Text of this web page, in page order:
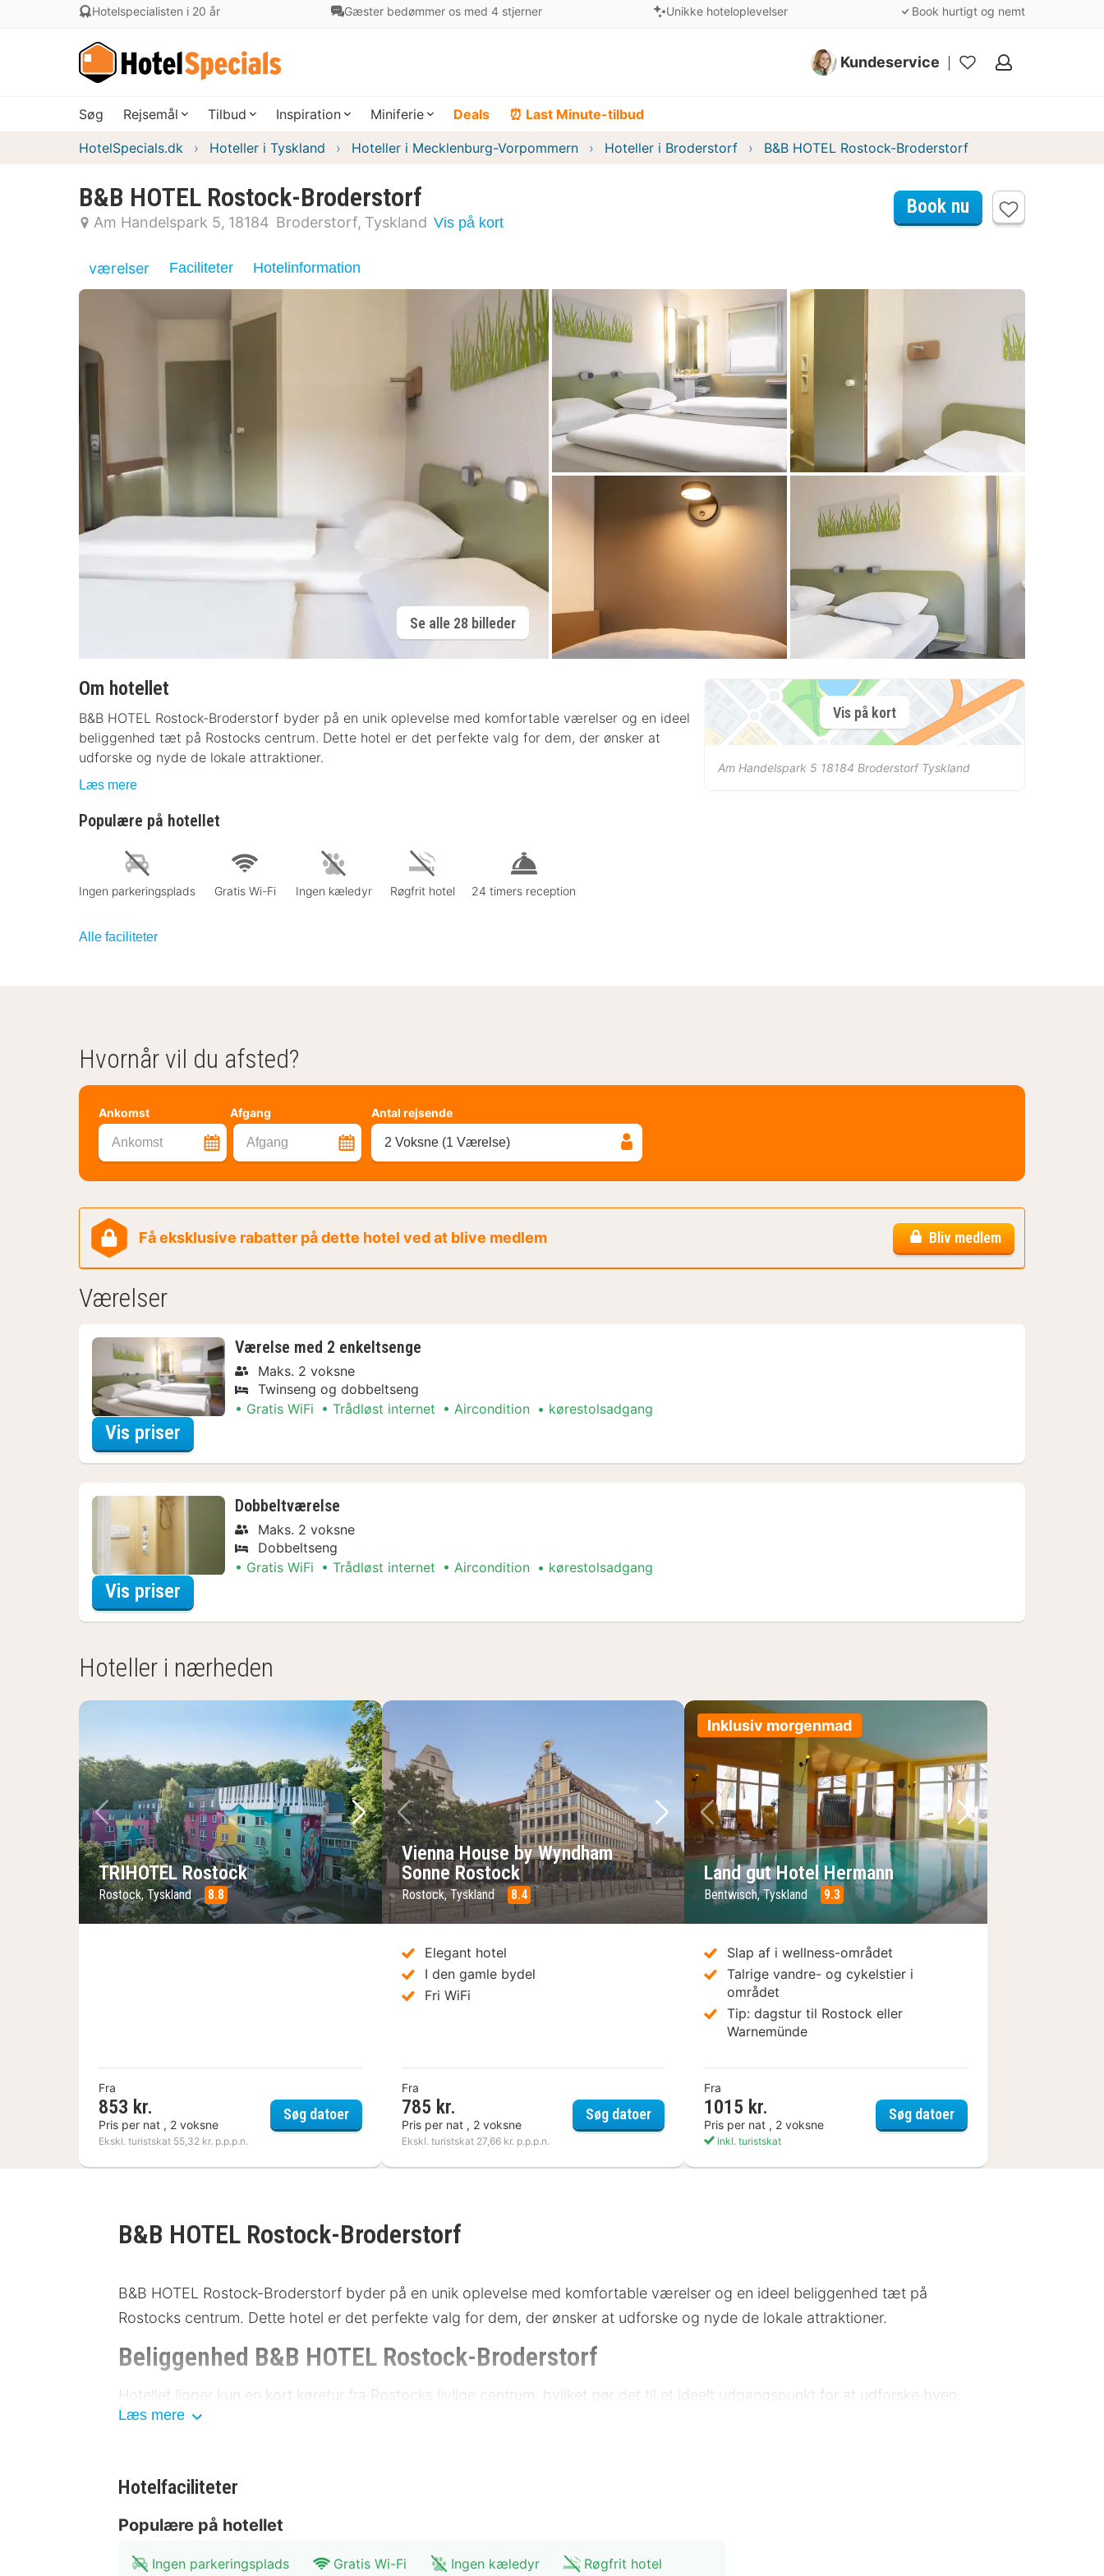
Hotelspecialisten i 20 år Gæster bedømmer os med 4 stjerner Unikke hoteloplevelser Book hurtigt og nemt
Kundeservice
Mine
Søg Rejsemål Tilbud Inspiration Miniferie Deals ⏰ Last Minute-tilbud
HotelSpecials.dk Hoteller i Tyskland Hoteller i Mecklenburg-Vorpommern Hoteller i Broderstorf B&B HOTEL Rostock-Broderstorf
B&B HOTEL Rostock-Broderstorf
Am Handelspark 5 18184 Broderstorf Tyskland Vis på kort
Book nu
værelser Faciliteter Hotelinformation
Se alle 28 billeder
Om hotellet
B&B HOTEL Rostock-Broderstorf byder på en unik oplevelse med komfortable værelser og en ideel
beliggenhed tæt på Rostocks centrum. Dette hotel er det perfekte valg for dem, der ønsker at
udforske og nyde de lokale attraktioner.
Læs mere
Populære på hotellet
Ingen parkeringsplads Gratis Wi-Fi Ingen kæledyr Røgfrit hotel 24 timers reception
Alle faciliteter
Vis på kort
Am Handelspark 5 18184 Broderstorf Tyskland
Hvornår vil du afsted?
Ankomst Afgang
Ankomst Afgang
Antal rejsende
2 Voksne (1 Værelse)
Få eksklusive rabatter på dette hotel ved at blive medlem Bliv medlem
Værelser
Værelse med 2 enkeltsenge
Maks. 2 voksne
Twinseng og dobbeltseng
Gratis WiFi
Trådløst internet Aircondition kørestolsadgang
Vis priser
Dobbeltværelse
Maks. 2 voksne
Dobbeltseng
Gratis WiFi
Trådløst internet Aircondition kørestolsadgang
Vis priser
Hoteller i nærheden
Forrige billede
Næste billede
TRIHOTEL Rostock
Rostock, Tyskland 8.8
Fra
853 kr.
Pris per nat , 2 voksne
Ekskl. turistskat 55,32 kr. p.p.p.n.
Søg datoerTRIHOTEL Rostock
Forrige billede
Næste billede
Vienna House by Wyndham
Sonne Rostock
Rostock, Tyskland 8.4
Elegant hotel
I den gamle bydel
Fri WiFi
Fra
785 kr.
Pris per nat , 2 voksne
Ekskl. turistskat 27,66 kr. p.p.p.n.
Søg datoerVienna House by Wyndham Sonne Rostock
Inklusiv morgenmad
Forrige billede
Næste billede
Land gut Hotel Hermann
Bentwisch, Tyskland 9.3
Slap af i wellness-området
Talrige vandre- og cykelstier i
området
Tip: dagstur til Rostock eller
Warnemünde
Fra
1015 kr.
Pris per nat , 2 voksne
inkl. turistskat
Søg datoerLand gut Hotel Hermann
B&B HOTEL Rostock-Broderstorf
B&B HOTEL Rostock-Broderstorf byder på en unik oplevelse med komfortable værelser og en ideel beliggenhed tæt på
Rostocks centrum. Dette hotel er det perfekte valg for dem, der ønsker at udforske og nyde de lokale attraktioner.
Beliggenhed B&B HOTEL Rostock-Broderstorf
Hotellet ligger kun en kort køretur fra Rostocks livlige centrum, hvilket gør det til et ideelt udgangspunkt for at udforske byen.
Området byder på en række spændende seværdigheder, herunder museer og historiske steder. Offentlig transport er let
Rostock Zoologiske Have: 500 meter
Marienkirche: 2 kilometer
Kunstmuseum Rostock: 4 kilometer
Læs mere
Hotelfaciliteter
Populære på hotellet
Ingen parkeringsplads Gratis Wi-Fi Ingen kæledyr
Røgfrit hotel